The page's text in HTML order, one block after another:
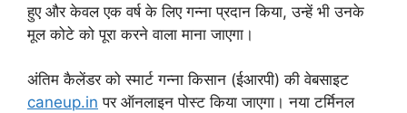
हुए और केवल एक वर्ष के लिए गन्ना प्रदान किया, उन्हें भी उनके
मूल कोटे को पूरा करने वाला माना जाएगा।
अंतिम कैलेंडर को स्मार्ट गन्ना किसान (ईआरपी) की वेबसाइट
caneup.in पर ऑनलाइन पोस्ट किया जाएगा। नया टर्मिनल